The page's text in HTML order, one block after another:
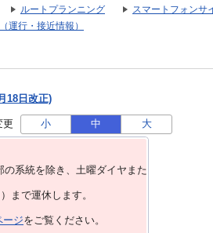
ルートプランニング
スマートフォンサ
運行・接近情報）
18日改正)
更 小 中 大
系統を除き、⼟曜ダイヤまた
まで運休します。
ージをご覧ください。